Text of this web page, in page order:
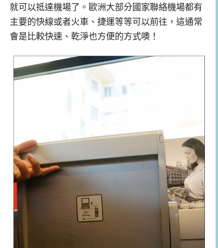
就可以抵達機場了。歐洲大部分國家聯絡機場都有
主要的快線或者火車、捷運等等可以前往，這通常
會是比較快速、乾淨也方便的方式噢！